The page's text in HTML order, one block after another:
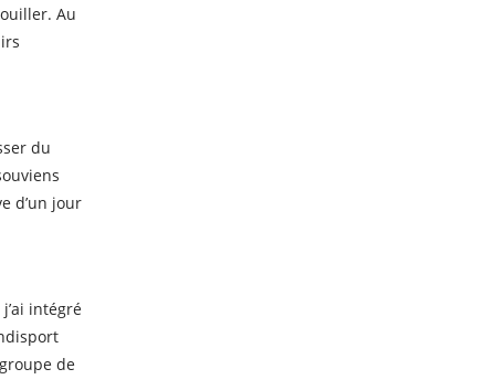
Au
du
d’un jour
intégré
de